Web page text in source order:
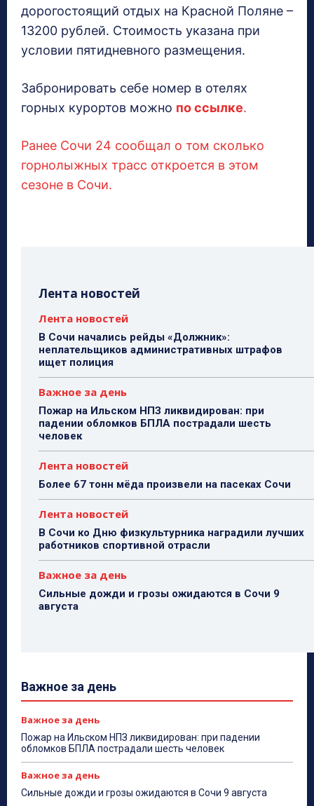
дорогостоящий отдых на Красной Поляне –
13200 рублей. Стоимость указана при
условии пятидневного размещения.
Забронировать себе номер в отелях
горных курортов можно по ссылке.
Ранее Сочи 24 сообщал о том сколько
горнолыжных трасс откроется в этом
сезоне в Сочи.
Лента новостей
Лента новостей
В Сочи начались рейды «Должник»:
неплательщиков административных штрафов
ищет полиция
Важное за день
Пожар на Ильском НПЗ ликвидирован: при
падении обломков БПЛА пострадали шесть
человек
Лента новостей
Более 67 тонн мёда произвели на пасеках Сочи
Лента новостей
В Сочи ко Дню физкультурника наградили лучших
работников спортивной отрасли
Важное за день
Сильные дожди и грозы ожидаются в Сочи 9
августа
Важное за день
Важное за день
Пожар на Ильском НПЗ ликвидирован: при падении
обломков БПЛА пострадали шесть человек
Важное за день
Сильные дожди и грозы ожидаются в Сочи 9 августа